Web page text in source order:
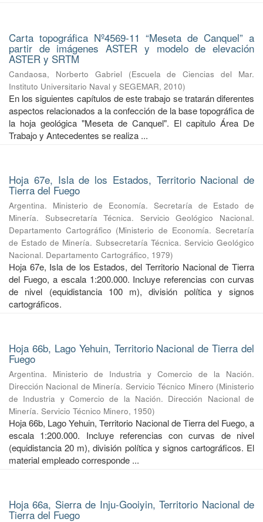
Carta topográfica Nº4569-11 “Meseta de Canquel” a
partir de imágenes ASTER y modelo de elevación
ASTER y SRTM
Candaosa, Norberto Gabriel (Escuela de Ciencias del Mar.
Instituto Universitario Naval y SEGEMAR, 2010)
En los siguientes capítulos de este trabajo se tratarán diferentes
aspectos relacionados a la confección de la base topográfica de
la hoja geológica "Meseta de Canquel". El capitulo Área De
Trabajo y Antecedentes se realiza ...
Hoja 67e, Isla de los Estados, Territorio Nacional de
Tierra del Fuego
Argentina. Ministerio de Economía. Secretaría de Estado de
Minería. Subsecretaría Técnica. Servicio Geológico Nacional.
Departamento Cartográfico (Ministerio de Economía. Secretaría
de Estado de Minería. Subsecretaría Técnica. Servicio Geológico
Nacional. Departamento Cartográfico, 1979)
Hoja 67e, Isla de los Estados, del Territorio Nacional de Tierra
del Fuego, a escala 1:200.000. Incluye referencias con curvas
de nivel (equidistancia 100 m), división política y signos
cartográficos.
Hoja 66b, Lago Yehuin, Territorio Nacional de Tierra del
Fuego
Argentina. Ministerio de Industria y Comercio de la Nación.
Dirección Nacional de Minería. Servicio Técnico Minero (Ministerio
de Industria y Comercio de la Nación. Dirección Nacional de
Minería. Servicio Técnico Minero, 1950)
Hoja 66b, Lago Yehuin, Territorio Nacional de Tierra del Fuego, a
escala 1:200.000. Incluye referencias con curvas de nivel
(equidistancia 20 m), división política y signos cartográficos. El
material empleado corresponde ...
Hoja 66a, Sierra de Inju-Gooiyin, Territorio Nacional de
Tierra del Fuego